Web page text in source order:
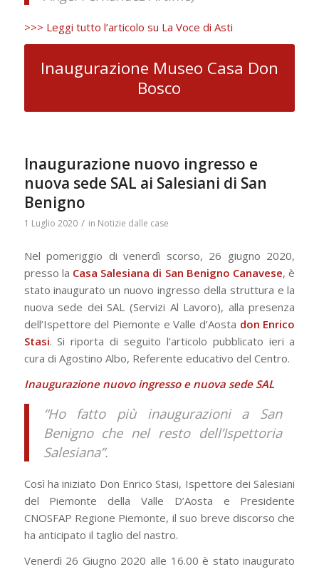
>>> Leggi tutto l’articolo su La Voce di Asti
Inaugurazione Museo Casa Don
Bosco
Inaugurazione nuovo ingresso e
nuova sede SAL ai Salesiani di San
Benigno
1 Luglio 2020 / in Notizie dalle case
Nel pomeriggio di venerdì scorso, 26 giugno 2020,
presso la Casa Salesiana di San Benigno Canavese, è
stato inaugurato un nuovo ingresso della struttura e la
nuova sede dei SAL (Servizi Al Lavoro), alla presenza
dell’Ispettore del Piemonte e Valle d’Aosta don Enrico
Stasi. Si riporta di seguito l’articolo pubblicato ieri a
cura di Agostino Albo, Referente educativo del Centro.
Inaugurazione nuovo ingresso e nuova sede SAL
“Ho fatto più inaugurazioni a San
Benigno che nel resto dell’Ispettoria
Salesiana”.
Così ha iniziato Don Enrico Stasi, Ispettore dei Salesiani
del Piemonte della Valle D’Aosta e Presidente
CNOSFAP Regione Piemonte, il suo breve discorso che
ha anticipato il taglio del nastro.
Venerdì 26 Giugno 2020 alle 16.00 è stato inaugurato